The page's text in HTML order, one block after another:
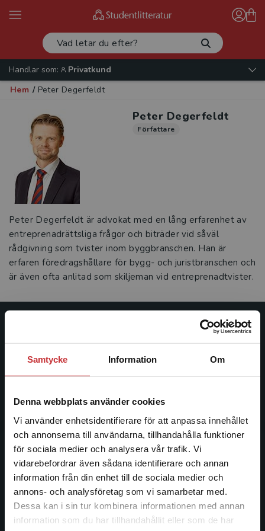
Samtycke Information Om
Denna webbplats använder cookies
Vi använder enhetsidentifierare för att anpassa innehållet
och annonserna till användarna, tillhandahålla funktioner
för sociala medier och analysera vår trafik. Vi
vidarebefordrar även sådana identifierare och annan
information från din enhet till de sociala medier och
annons- och analysföretag som vi samarbetar med.
Dessa kan i sin tur kombinera informationen med annan
information som du har tillhandahållit eller som de har
Begränsad fraktregion
Det verkar som att du besöker
Handlar som:
Privatkund
Hem / Peter Degerfeldt
Peter Degerfeldt
Författare
Peter Degerfeldt är advokat med en lång erfarenhet av
entreprenadrättsliga frågor och biträder vid såväl
rådgivning som tvister inom byggbranschen. Han är
erfaren föredragshållare för bygg- och juristbranschen och
är även ofta anlitad som skiljeman vid entreprenadtvister.
Studentlitteratur grundades 1963 och är idag Sveriges
ledande utbildningsförlag. Med läromedel, kurslitteratur,
informationstjänster i utbudet, finns Studentlitteratur med
längs hela kunskapsresan.
Kontakta oss
Kontakta oss
046-31 20 00
Postadress: